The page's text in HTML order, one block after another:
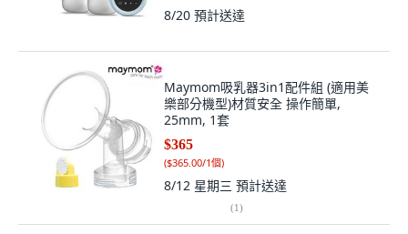
8/20 預計送達
Maymom吸乳器3in1配件組 (適用美
樂部分機型)材質安全 操作簡單,
25mm, 1套
$365
($365.00/1個)
8/12 星期三 預計送達
(1)